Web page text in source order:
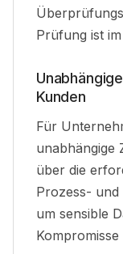
Prüfung ist im
Kunden
Für
unabhängige
über die
Prozess-
um sensible